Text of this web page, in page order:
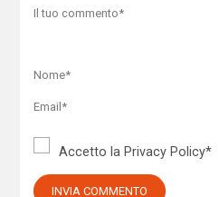
Accetto la Privacy Policy*